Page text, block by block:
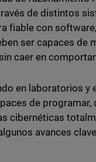
de distintos
fiable con
ser capaces de
caer en
en laboratorios y
de programar,
cibernéticas
avances